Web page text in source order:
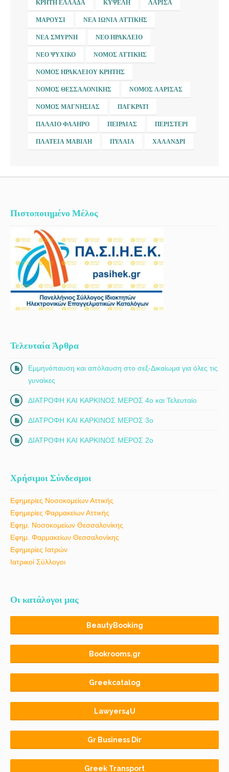
ΚΡΉΤΗ ΕΛΛΆΔΑ ΚΥΨΈΛΗ ΛΆΡΙΣΑ
ΜΑΡΟΎΣΙ ΝΈΑ ΙΩΝΊΑ ΑΤΤΙΚΉΣ
ΝΈΑ ΣΜΎΡΝΗ ΝΈΟ ΗΡΆΚΛΕΙΟ
ΝΈΟ ΨΥΧΙΚΌ ΝΟΜΌΣ ΑΤΤΙΚΉΣ
ΝΟΜΌΣ ΗΡΑΚΛΕΊΟΥ ΚΡΉΤΗΣ
ΝΟΜΌΣ ΘΕΣΣΑΛΟΝΊΚΗΣ ΝΟΜΌΣ ΛΆΡΙΣΑΣ
ΝΟΜΌΣ ΜΑΓΝΗΣΊΑΣ ΠΑΓΚΡΆΤΙ
ΠΑΛΑΙΌ ΦΆΛΗΡΟ ΠΕΙΡΑΙΆΣ ΠΕΡΙΣΤΈΡΙ
ΠΛΑΤΕΊΑ ΜΑΒΊΛΗ ΠΥΛΑΊΑ ΧΑΛΆΝΔΡΙ
Πιστοποιημένο Μέλος
Τελευταία Άρθρα
Εμμηνόπαυση και απόλαυση στο σεξ-Δικαίωμα για όλες τις
γυναίκες
ΔΙΑΤΡΟΦΗ ΚΑΙ ΚΑΡΚΙΝΟΣ ΜΕΡΟΣ 4ο και Τελευταίο
ΔΙΑΤΡΟΦΗ ΚΑΙ ΚΑΡΚΙΝΟΣ ΜΕΡΟΣ 3ο
ΔΙΑΤΡΟΦΗ ΚΑΙ ΚΑΡΚΙΝΟΣ ΜΕΡΟΣ 2ο
Χρήσιμοι Σύνδεσμοι
Εφημερίες Νοσοκομείων Αττικής
Εφημερίες Φαρμακείων Αττικής
Εφημ. Νοσοκομείων Θεσσαλονίκης
Εφημ. Φαρμακείων Θεσσαλονίκης
Εφημερίες Ιατρών
Ιατρικοί Σύλλογοι
Οι κατάλογοι μας
BeautyBooking
Bookrooms.gr
Greekcatalog
Lawyers4U
Gr Business Dir
Greek Transport